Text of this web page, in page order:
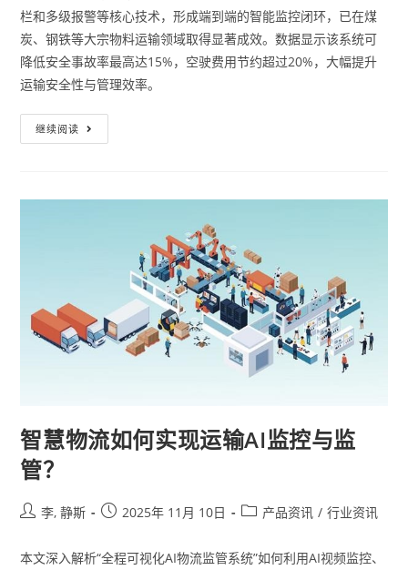
栏和多级报警等核心技术，形成端到端的智能监控闭环，已在煤
炭、钢铁等大宗物料运输领域取得显著成效。数据显示该系统可
降低安全事故率最高达15%，空驶费用节约超过20%，大幅提升
运输安全性与管理效率。
继续阅读
智慧物流如何实现运输AI监控与监
管？
李, 静斯 2025年 11月 10日 产品资讯 / 行业资讯
本文深入解析“全程可视化AI物流监管系统”如何利用AI视频监控、